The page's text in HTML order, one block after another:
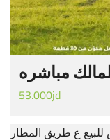
مباشره
53.000jd